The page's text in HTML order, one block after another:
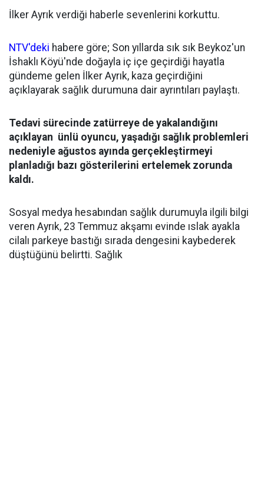
İlker Ayrık verdiği haberle sevenlerini korkuttu.
NTV'deki habere göre; Son yıllarda sık sık Beykoz'un
İshaklı Köyü'nde doğayla iç içe geçirdiği hayatla
gündeme gelen İlker Ayrık, kaza geçirdiğini
açıklayarak sağlık durumuna dair ayrıntıları paylaştı.
Tedavi sürecinde zatürreye de yakalandığını
açıklayan ünlü oyuncu, yaşadığı sağlık problemleri
nedeniyle ağustos ayında gerçekleştirmeyi
planladığı bazı gösterilerini ertelemek zorunda
kaldı.
Sosyal medya hesabından sağlık durumuyla ilgili bilgi
veren Ayrık, 23 Temmuz akşamı evinde ıslak ayakla
cilalı parkeye bastığı sırada dengesini kaybederek
düştüğünü belirtti. Sağlık